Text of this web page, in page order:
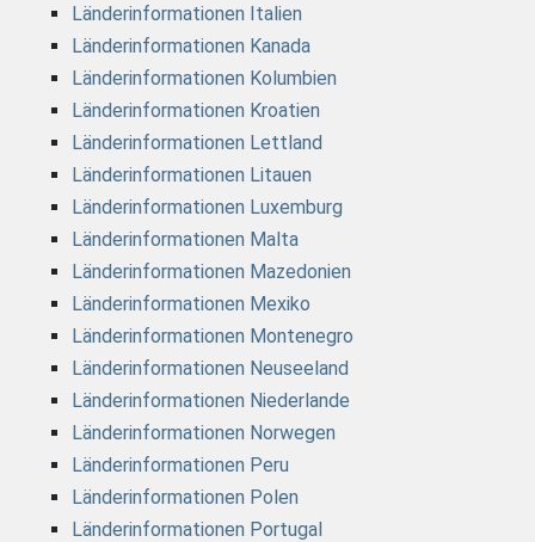
Länderinformationen Italien
Länderinformationen Kanada
Länderinformationen Kolumbien
Länderinformationen Kroatien
Länderinformationen Lettland
Länderinformationen Litauen
Länderinformationen Luxemburg
Länderinformationen Malta
Länderinformationen Mazedonien
Länderinformationen Mexiko
Länderinformationen Montenegro
Länderinformationen Neuseeland
Länderinformationen Niederlande
Länderinformationen Norwegen
Länderinformationen Peru
Länderinformationen Polen
Länderinformationen Portugal